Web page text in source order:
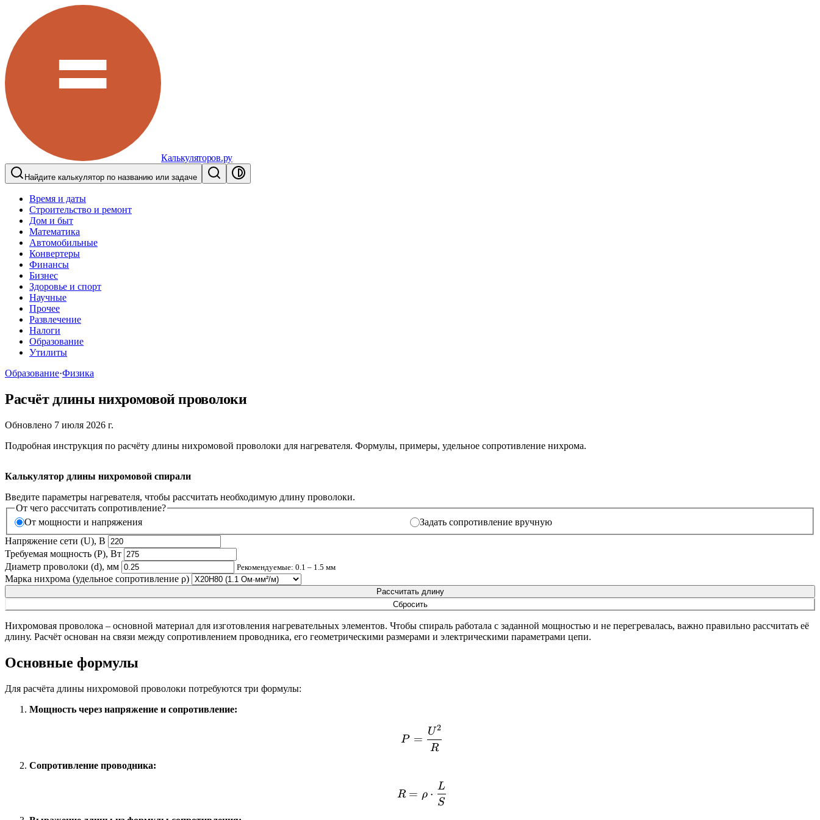
Калькуляторов.ру
Найдите калькулятор по названию или задаче
Время и даты
Строительство и ремонт
Дом и быт
Математика
Автомобильные
Конвертеры
Финансы
Бизнес
Здоровье и спорт
Научные
Прочее
Развлечение
Налоги
Образование
Утилиты
Образование·Физика
Расчёт длины нихромовой проволоки
Обновлено 7 июля 2026 г.
Подробная инструкция по расчёту длины нихромовой проволоки для нагревателя. Формулы, примеры, удельное сопротивление нихрома.
Калькулятор длины нихромовой спирали
Введите параметры нагревателя, чтобы рассчитать необходимую длину проволоки.
От чего рассчитать сопротивление?
От мощности и напряжения
Задать сопротивление вручную
Напряжение сети (U), В
Требуемая мощность (P), Вт
Диаметр проволоки (d), мм
Рекомендуемые: 0.1 – 1.5 мм
Марка нихрома (удельное сопротивление ρ)
Рассчитать длину
Сбросить
Нихромовая проволока – основной материал для изготовления нагревательных элементов. Чтобы спираль работала с заданной мощностью и не перегревалась, важно правильно рассчитать её
длину. Расчёт основан на связи между сопротивлением проводника, его геометрическими размерами и электрическими параметрами цепи.
Основные формулы
Для расчёта длины нихромовой проволоки потребуются три формулы:
Мощность через напряжение и сопротивление:
P = \frac{U^2}{R}
P =
R
U2
Сопротивление проводника:
R = \rho \cdot \frac{L}{S}
R = ρ ⋅
S
L